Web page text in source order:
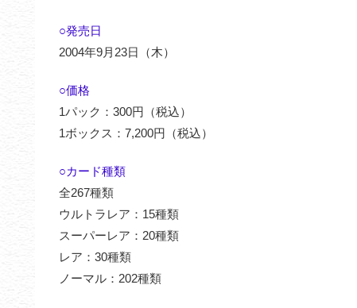
○発売日
2004年9月23日（木）
○価格
1パック：300円（税込）
1ボックス：7,200円（税込）
○カード種類
全267種類
ウルトラレア：15種類
スーパーレア：20種類
レア：30種類
ノーマル：202種類